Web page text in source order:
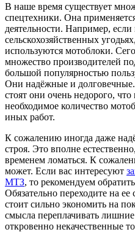
В наше время существует
спецтехники. Она
деятельности. Например, если
сельскохозяйственных
используются мотоблоки.
множество производителей
большой популярностью
Они надёжные и долговечные.
стоят они очень недорого, что
необходимое количество
иных работ.
К сожалению иногда даже
строя. Это вполне
временем ломаться. К
может. Если вас интересуют
МТЗ, то рекомендуем
Обязательно переходите на
стоит сильно экономить на
смысла переплачивать
откровенно некачественные